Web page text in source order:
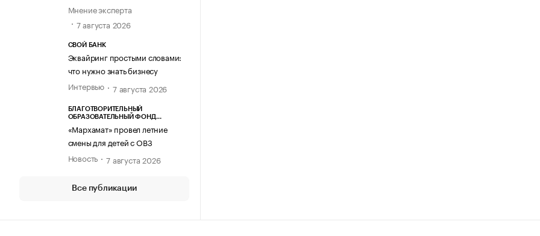
Мнение эксперта
7 августа 2026
СВОЙ БАНК
Эквайринг простыми словами:
что нужно знать бизнесу
Интервью
7 августа 2026
БЛАГОТВОРИТЕЛЬНЫЙ
ОБРАЗОВАТЕЛЬНЫЙ ФОНД
«Мархамат» провел летние
смены для детей с ОВЗ
Новость
7 августа 2026
Все публикации